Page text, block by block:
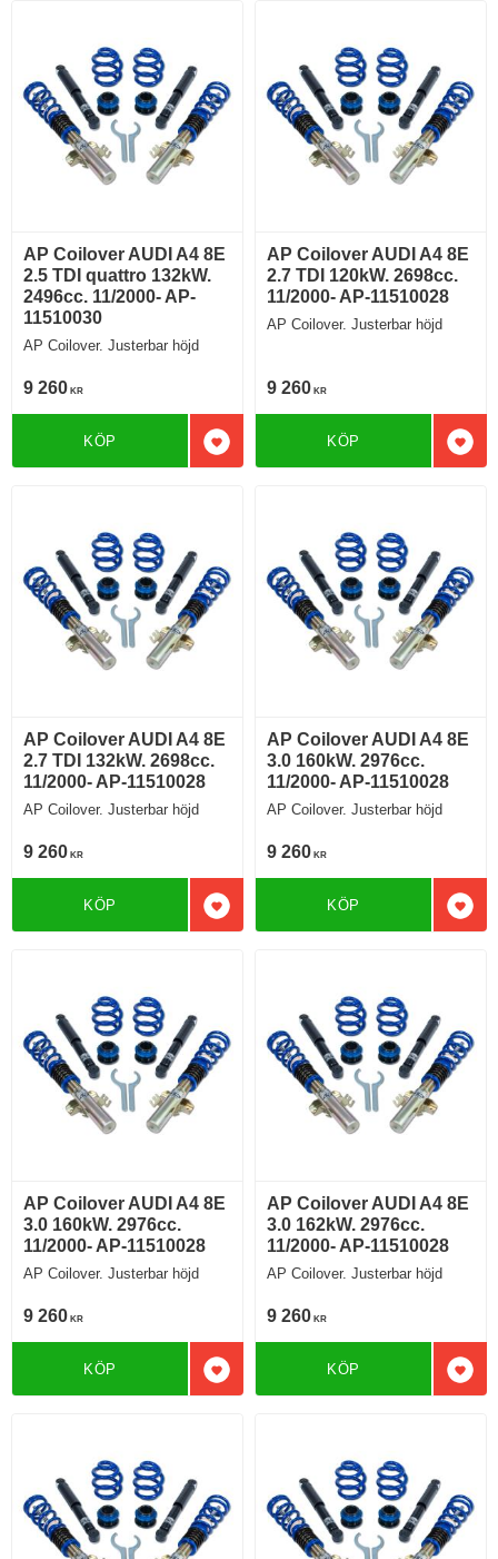
AP Coilover AUDI A4 8E
2.5 TDI quattro 132kW.
2496cc. 11/2000- AP-
11510030
AP Coilover. Justerbar höjd
9 260 KR
Lägg till i favoriter
KÖP
AP Coilover AUDI A4 8E
2.7 TDI 120kW. 2698cc.
11/2000- AP-11510028
AP Coilover. Justerbar höjd
9 260 KR
KÖP
AP Coilover AUDI A4 8E
2.7 TDI 132kW. 2698cc.
11/2000- AP-11510028
AP Coilover. Justerbar höjd
9 260 KR
Lägg till i favoriter
KÖP
AP Coilover AUDI A4 8E
3.0 160kW. 2976cc.
11/2000- AP-11510028
AP Coilover. Justerbar höjd
9 260 KR
KÖP
AP Coilover AUDI A4 8E
3.0 160kW. 2976cc.
11/2000- AP-11510028
AP Coilover. Justerbar höjd
9 260 KR
Lägg till i favoriter
KÖP
AP Coilover AUDI A4 8E
3.0 162kW. 2976cc.
11/2000- AP-11510028
AP Coilover. Justerbar höjd
9 260 KR
KÖP